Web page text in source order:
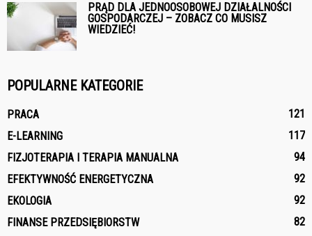
PRĄD DLA JEDNOOSOBOWEJ DZIAŁALNOŚCI
GOSPODARCZEJ – ZOBACZ CO MUSISZ
WIEDZIEĆ!
POPULARNE KATEGORIE
PRACA
121
E-LEARNING
117
FIZJOTERAPIA I TERAPIA MANUALNA
94
EFEKTYWNOŚĆ ENERGETYCZNA
92
EKOLOGIA
92
FINANSE PRZEDSIĘBIORSTW
82